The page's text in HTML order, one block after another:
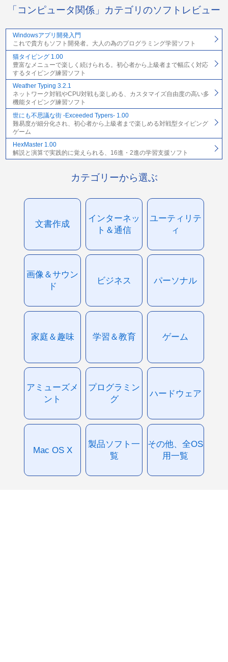
「コンピュータ関係」カテゴリのソフトレビュー
Windowsアプリ開発入門
これで貴方もソフト開発者。大人の為のプログラミング学習ソフト
猫タイピング 1.00
豊富なメニューで楽しく続けられる。初心者から上級者まで幅広く対応
するタイピング練習ソフト
Weather Typing 3.2.1
ネットワーク対戦やCPU対戦も楽しめる、カスタマイズ自由度の高い多
機能タイピング練習ソフト
世にも不思議な街 -Exceeded Typers- 1.00
難易度が細分化され、初心者から上級者まで楽しめる対戦型タイピング
ゲーム
HexMaster 1.00
解説と演算で実践的に覚えられる、16進・2進の学習支援ソフト
カテゴリーから選ぶ
文書作成
インターネッ
ト＆通信
ユーティリテ
ィ
画像＆サウン
ド
ビジネス パーソナル
家庭＆趣味 学習＆教育 ゲーム
アミューズメ
ント
プログラミン
グ
ハードウェア
Mac OS X
製品ソフト一
覧
その他、全OS
用一覧